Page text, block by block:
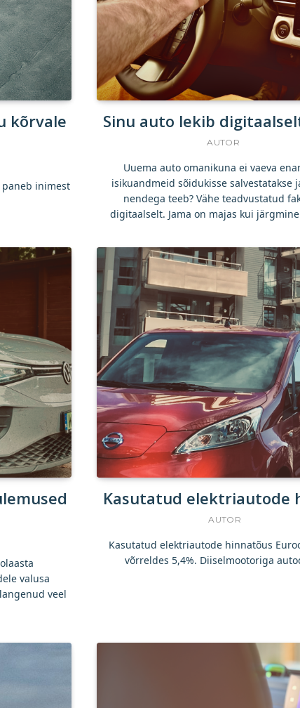
kõrvale
paneb inimest
Sinu auto lekib
AUTOR
Uuema auto omanikuna ei vaeva
isikuandmeid sõidukisse salvestatakse
nendega teeb? Vähe teadvustatud
digitaalselt. Jama on majas kui
valusa
veel
Kasutatud elektriautode
AUTOR
Kasutatud elektriautode hinnatõus
võrreldes 5,4%. Diiselmootoriga